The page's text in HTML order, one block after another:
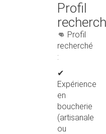
Profil
👊 Profil
recherché
:
✔
Expérience
en
boucherie
(artisanale
ou